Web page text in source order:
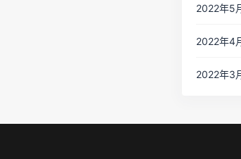
2022年5
2022年4
2022年3